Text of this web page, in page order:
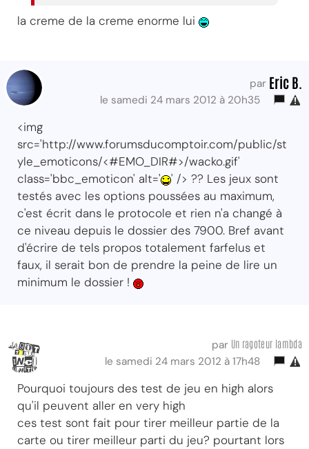
la creme de la creme enorme lui
par Eric B.
le samedi 24 mars 2012 à 20h35
<img
src='http://www.forumsducomptoir.com/public/st
yle_emoticons/<#EMO_DIR#>/wacko.gif'
class='bbc_emoticon' alt='
' /> ?? Les jeux sont
testés avec les options poussées au maximum,
c'est écrit dans le protocole et rien n'a changé à
ce niveau depuis le dossier des 7900. Bref avant
d'écrire de tels propos totalement farfelus et
faux, il serait bon de prendre la peine de lire un
minimum le dossier !
par Un ragoteur lambda
le samedi 24 mars 2012 à 17h48
Pourquoi toujours des test de jeu en high alors
qu'il peuvent aller en very high
ces test sont fait pour tirer meilleur partie de la
carte ou tirer meilleur parti du jeu? pourtant lors